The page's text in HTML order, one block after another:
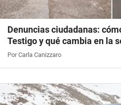
Denuncias ciudadanas:
Testigo y qué cambia en la
Por Carla Canizzaro